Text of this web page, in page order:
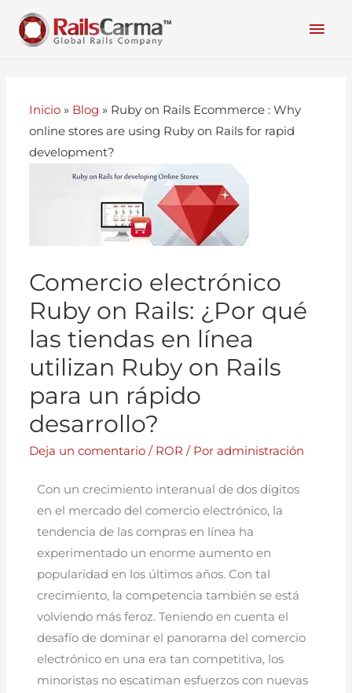
Inicio » Blog » Ruby on Rails Ecommerce : Why
online stores are using Ruby on Rails for rapid
development?
Comercio electrónico
Ruby on Rails: ¿Por qué
las tiendas en línea
utilizan Ruby on Rails
para un rápido
desarrollo?
Deja un comentario / ROR / Poradministración
Con un crecimiento interanual de dos dígitos
en el mercado del comercio electrónico, la
tendencia de las compras en línea ha
experimentado un enorme aumento en
popularidad en los últimos años. Con tal
crecimiento, la competencia también se está
volviendo más feroz. Teniendo en cuenta el
desafío de dominar el panorama del comercio
electrónico en una era tan competitiva, los
minoristas no escatiman esfuerzos con nuevas